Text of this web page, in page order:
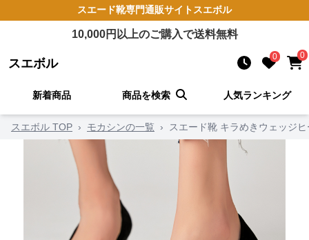
スエード靴専門通販サイト スエボル
10,000円以上のご購入で送料無料
スエボル 0 0
新着商品 商品を検索 人気ランキング
スエボル TOP › モカシンの一覧 › スエード靴 キラめきウェッジ